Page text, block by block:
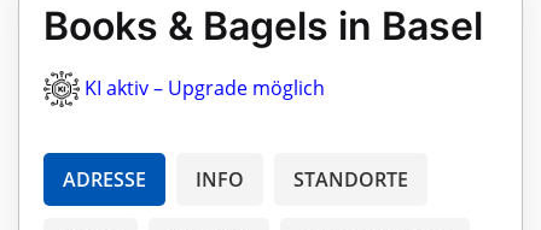
Books & Bagels in Basel
KI aktiv – Upgrade möglich
ADRESSE INFO STANDORTE